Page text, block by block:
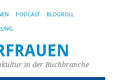
PODCAST BLOGROLL
in der Buchbranche